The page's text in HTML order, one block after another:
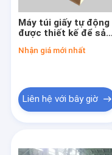
Máy túi giấy tự động
được thiết kế để sản
vuông sử dụng hệ
Nhận giá mới nhất
Liên hệ với bây giờ